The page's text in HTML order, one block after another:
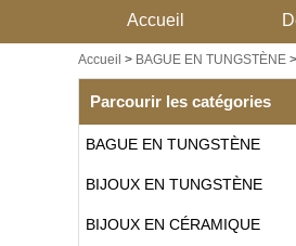
Accueil
Accueil > BAGUE EN TUNGSTÈNE >
Parcourir les catégories
BAGUE EN TUNGSTÈNE
BIJOUX EN TUNGSTÈNE
BIJOUX EN CÉRAMIQUE